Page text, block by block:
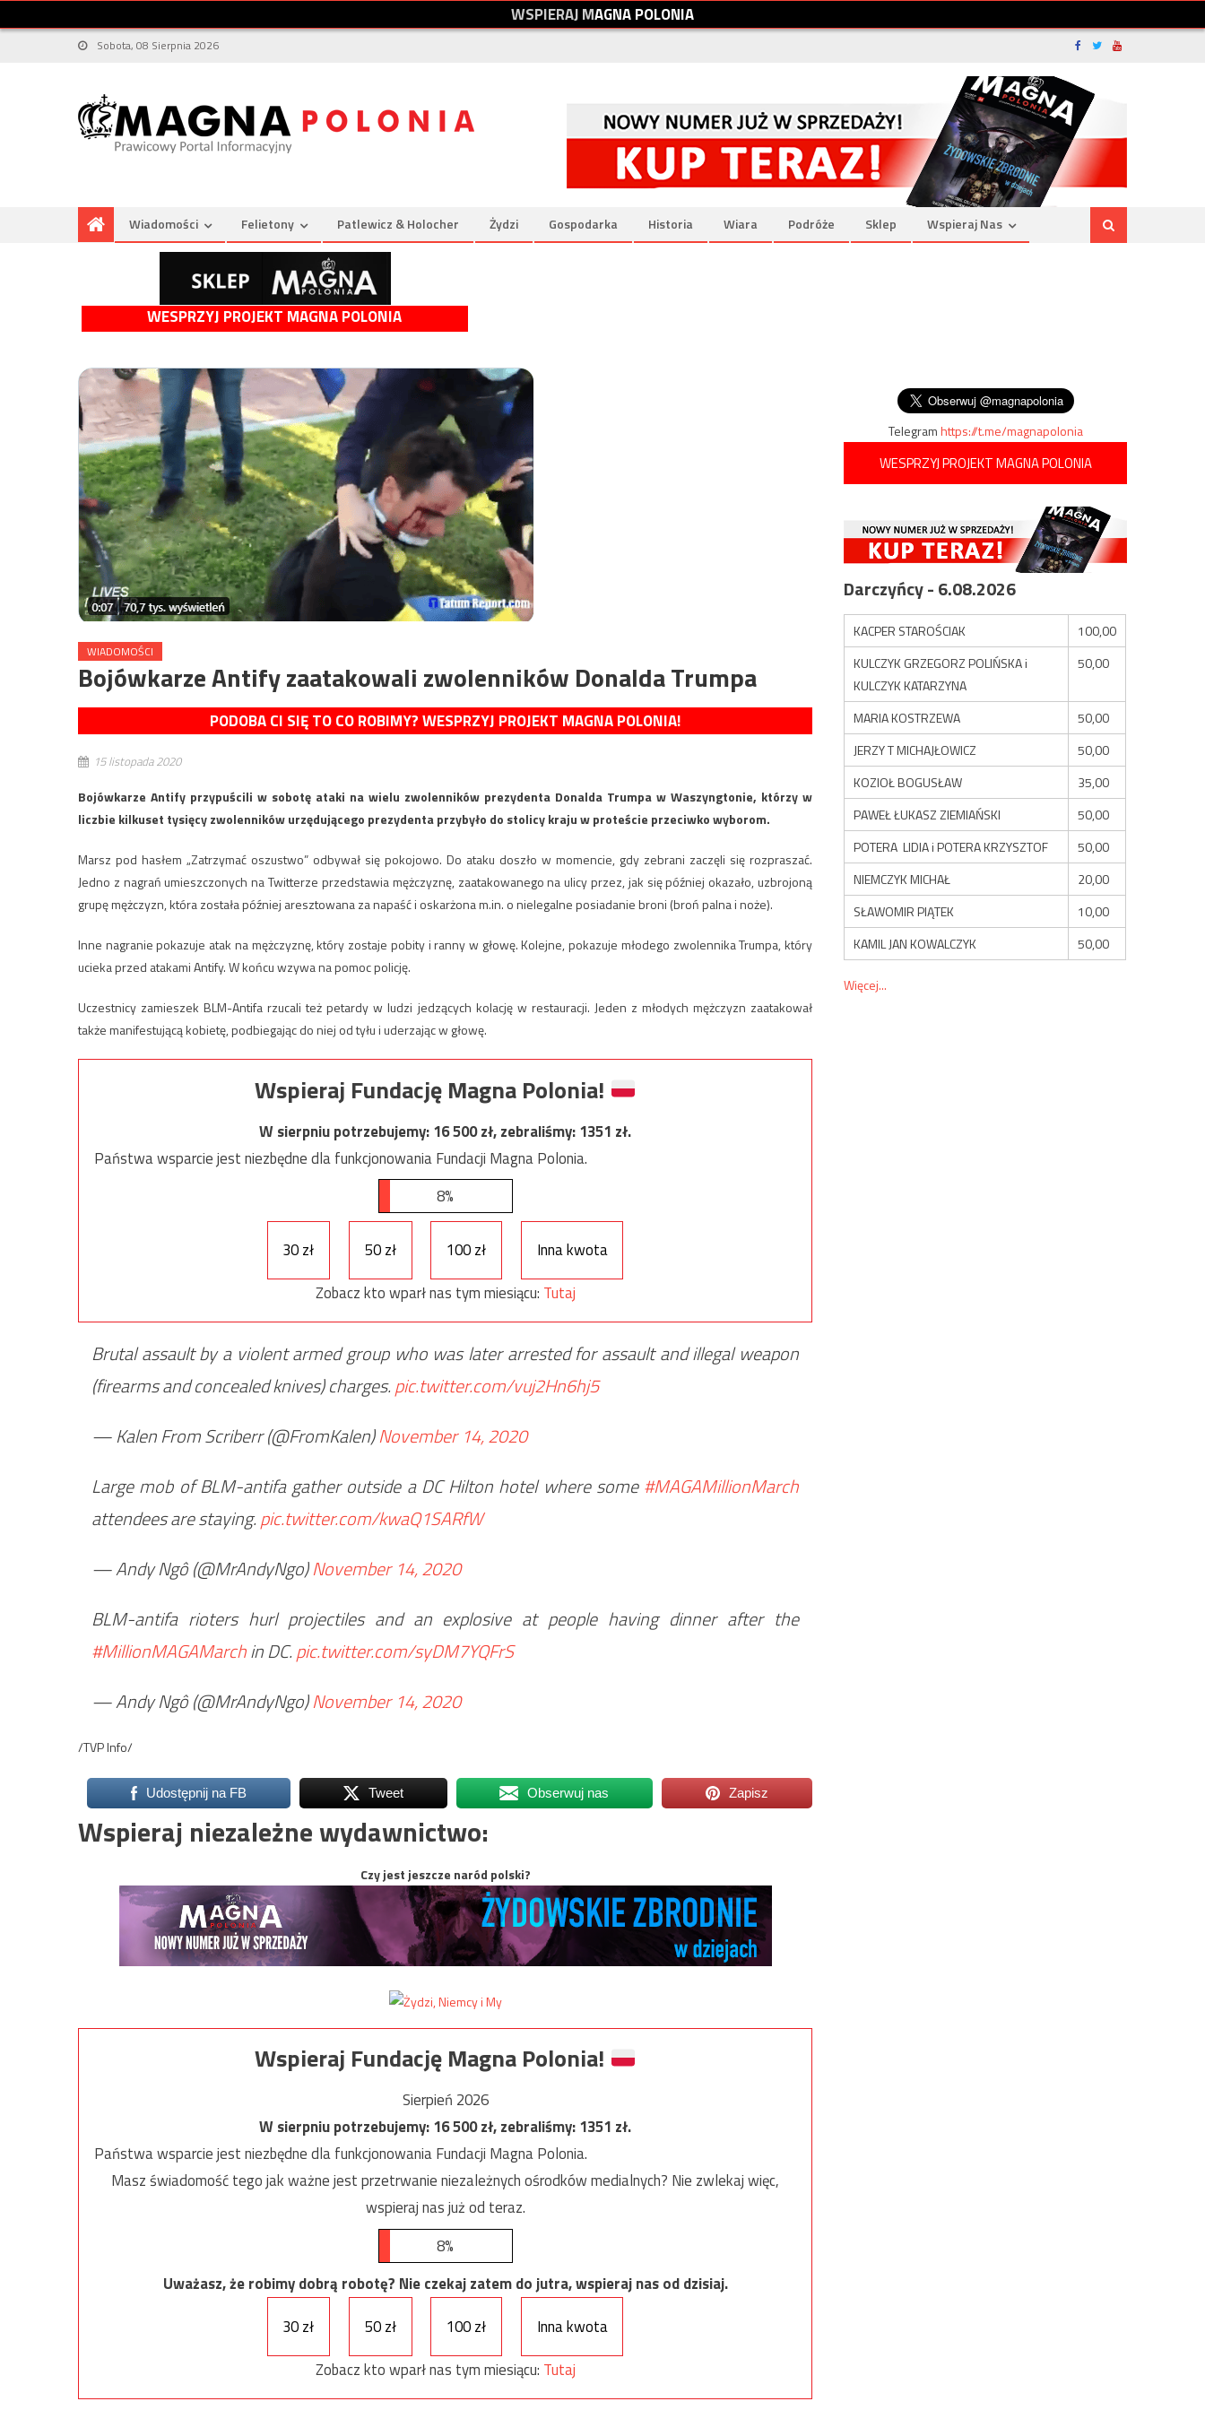
WSPIERAJMAGNAPOLONIA
Sobota, 08 Sierpnia 2026
Wiadomości Felietony Patlewicz & Holocher Żydzi Gospodarka Historia Wiara Podróże Sklep Wspieraj Nas
WESPRZYJ PROJEKT MAGNA POLONIA
WIADOMOŚCI
Bojówkarze Antify zaatakowali zwolenników Donalda Trumpa
PODOBA CI SIĘ TO CO ROBIMY? WESPRZYJ PROJEKT MAGNA POLONIA!
15 listopada 2020
Bojówkarze Antify przypuścili w sobotę ataki na wielu zwolenników prezydenta Donalda Trumpa w Waszyngtonie, którzy w
liczbie kilkuset tysięcy zwolenników urzędującego prezydenta przybyło do stolicy kraju w proteście przeciwko wyborom.
Marsz pod hasłem „Zatrzymać oszustwo” odbywał się pokojowo. Do ataku doszło w momencie, gdy zebrani zaczęli się rozpraszać.
Jedno z nagrań umieszczonych na Twitterze przedstawia mężczyznę, zaatakowanego na ulicy przez, jak się później okazało, uzbrojoną
grupę mężczyzn, która została później aresztowana za napaść i oskarżona m.in. o nielegalne posiadanie broni (broń palna i noże).
Inne nagranie pokazuje atak na mężczyznę, który zostaje pobity i ranny w głowę. Kolejne, pokazuje młodego zwolennika Trumpa, który
ucieka przed atakami Antify. W końcu wzywa na pomoc policję.
Uczestnicy zamieszek BLM-Antifa rzucali też petardy w ludzi jedzących kolację w restauracji. Jeden z młodych mężczyzn zaatakował
także manifestującą kobietę, podbiegając do niej od tyłu i uderzając w głowę.
Wspieraj Fundację Magna Polonia!
W sierpniu potrzebujemy:16 500zł, zebraliśmy:1351 zł.
Państwa wsparcie jest niezbędne dla funkcjonowania Fundacji Magna Polonia.
8%
30 zł 50 zł 100 zł
Inna kwota
Zobacz kto wparł nas tym miesiącu: Tutaj
Brutal assault by a violent armed group who was later arrested for assault and illegal weapon
(firearms and concealed knives) charges.pic.twitter.com/vuj2Hn6hj5
— Kalen From Scriberr (@FromKalen)November 14, 2020
Large mob of BLM-antifa gather outside a DC Hilton hotel where some#MAGAMillionMarch
attendees are staying.pic.twitter.com/kwaQ1SARfW
— Andy Ngô (@MrAndyNgo)November 14, 2020
BLM-antifa rioters hurl projectiles and an explosive at people having dinner after the
#MillionMAGAMarchin DC.pic.twitter.com/syDM7YQFrS
— Andy Ngô (@MrAndyNgo)November 14, 2020
/TVP Info/
Udostępnij na FB Tweet Obserwuj nas Zapisz
Wspieraj niezależne wydawnictwo:
Czy jest jeszcze naród polski?
Wspieraj Fundację Magna Polonia!
Sierpień 2026
W sierpniu potrzebujemy:16 500zł, zebraliśmy:1351 zł.
Państwa wsparcie jest niezbędne dla funkcjonowania Fundacji Magna Polonia.
Masz świadomość tego jak ważne jest przetrwanie niezależnych ośrodków medialnych? Nie zwlekaj więc,
wspieraj nas już od teraz.
8%
Uważasz, że robimy dobrą robotę? Nie czekaj zatem do jutra, wspieraj nas od dzisiaj.
30 zł
50 zł 100 zł
Inna kwota
Zobacz kto wparł nas tym miesiącu: Tutaj
Telegramhttps://t.me/magnapolonia
WESPRZYJ PROJEKT MAGNA POLONIA
Darczyńcy - 6.08.2026
KACPER STAROŚCIAK
100,00
KULCZYK GRZEGORZ POLIŃSKA i
KULCZYK KATARZYNA
50,00
MARIA KOSTRZEWA
50,00
JERZY T MICHAJŁOWICZ
50,00
KOZIOŁ BOGUSŁAW
35,00
PAWEŁ ŁUKASZ ZIEMIAŃSKI
50,00
POTERA LIDIA i POTERA KRZYSZTOF
50,00
NIEMCZYK MICHAŁ
20,00
SŁAWOMIR PIĄTEK
10,00
KAMIL JAN KOWALCZYK
50,00
Więcej...